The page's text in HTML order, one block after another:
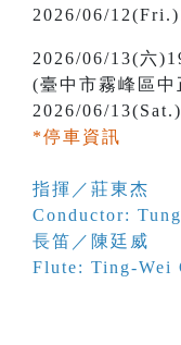
2026/06/
2026/06/13(六
(臺中市霧峰區
2026/06/
*停車資訊
指揮／莊東杰
Conductor:
長笛／陳廷威
Flute: Ting-Wei